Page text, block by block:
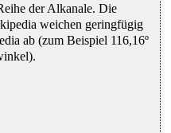
der Alkanale. Die
weichen geringfügig
ab (zum Beispiel 116,16º